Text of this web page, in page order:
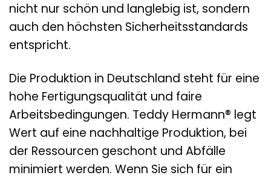
nicht nur schön und langlebig ist, sondern
auch den höchsten Sicherheitsstandards
entspricht.
Die Produktion in Deutschland steht für eine
hohe Fertigungsqualität und faire
Arbeitsbedingungen. Teddy Hermann® legt
Wert auf eine nachhaltige Produktion, bei
der Ressourcen geschont und Abfälle
minimiert werden. Wenn Sie sich für ein